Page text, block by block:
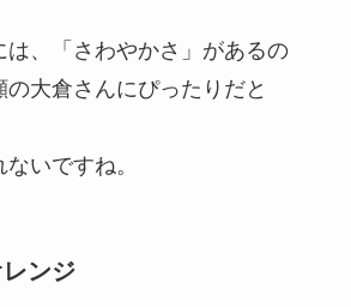
は、「さわやかさ」があるの
大倉さんにぴったりだと
いですね。
ンジ